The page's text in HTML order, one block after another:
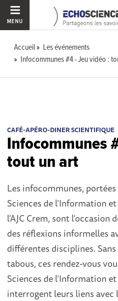
MENU
Accueil
Les événements
Infocommunes #4 - Jeu vidéo :
CAFÉ-APÉRO-DINER SCIENTIFIQUE
Infocommunes
tout un art
Les infocommunes,
Sciences de l’Information
l’AJC Crem, sont
des réflexions informelles
différentes disciplines.
tabous, ces rendez-vous
Sciences de l’Information
interrogent leurs liens avec